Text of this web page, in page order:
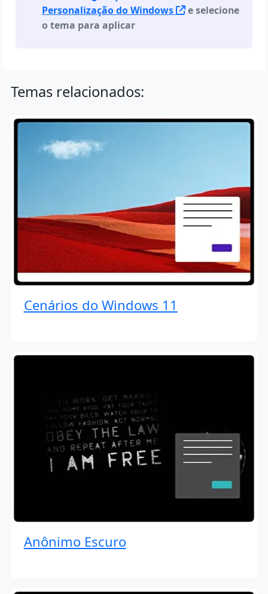
Personalização do Windows
e selecione
o tema para aplicar
Temas relacionados:
Cenários do Windows 11
Anônimo Escuro